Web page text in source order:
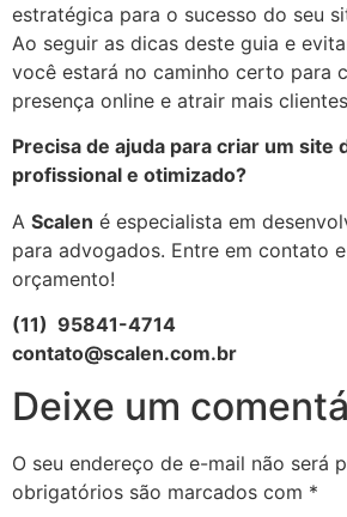
estratégica para o sucesso do seu
Ao seguir as dicas deste guia e
você estará no caminho certo para
presença online e atrair mais
Precisa de ajuda para criar um site
profissional e otimizado?
A Scalen é especialista em
para advogados. Entre em contato
orçamento!
(11) 95841-4714
contato@scalen.com.br
Deixe um
O seu endereço de e-mail não será
obrigatórios são marcados com *